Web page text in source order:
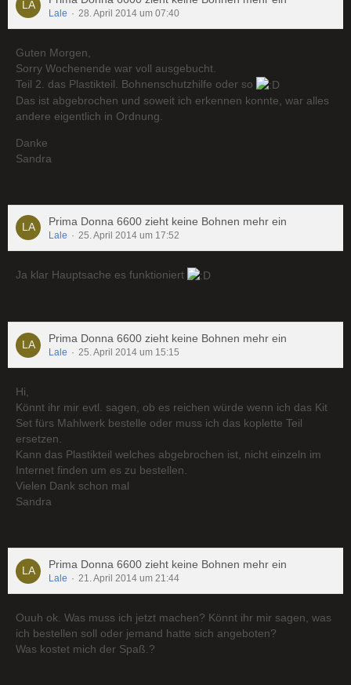
Lale 28. April 2014 um 07:40
Guten Morgen,
Sorry Wochenende war voll ausgebucht.
Teil 2. das Plastikteil. Bohnenschutzhilfe oder so
Das ist abgebrochen und soweit ich erkennen konnte, war alles
andere eigentlich in Ordnung.
Danke
Sandra
Prima Donna 6600 zieht keine Bohnen mehr ein
Lale 25. April 2014 um 17:52
Ja klar Hauptsache es funktioniert
Prima Donna 6600 zieht keine Bohnen mehr ein
Lale 25. April 2014 um 15:15
Hi,
Könnt ihr mir evtl. sagen, ob es reichen würde wenn ich das Kit
Set fürs Mahlwerk bestelle oder muss ich das koplette Teil
ersetzen.
Kann das Plastikteil welches abgebrochen ist, nicht einzeln im
Internet finden um es zu bestellen.
Vielen Dank schon mal
Sandra
Prima Donna 6600 zieht keine Bohnen mehr ein
Lale 21. April 2014 um 21:44
Ouuh ok. Was muss ich jetzt machen? Könnt ihr mir sagen, was
ich bestellen soll oder jemand hatte sich angeboten?
Was kostet mich der Spaß.?